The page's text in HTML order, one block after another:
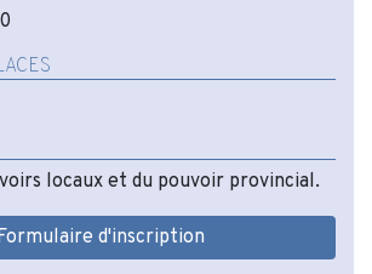
locaux et du pouvoir provincial.
d'inscription